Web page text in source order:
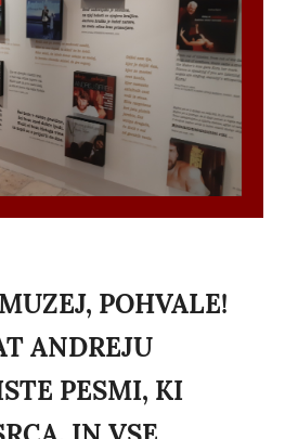
POHVALE!
ANDREJU
PESMI, KI